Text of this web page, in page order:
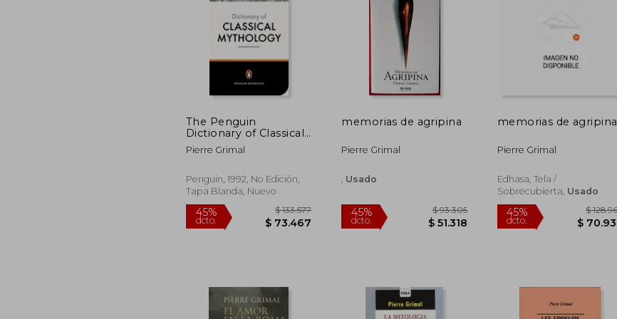
dcto.
45%
dcto.
The Penguin
Dictionary of Classical
Mythology (Penguin
Dictionary) (en Inglés)
Pierre Grimal
Penguin, 1992, No Edición,
Tapa Blanda, Nuevo
memorias de agripina
Pierre Grimal
Usado
memorias de agripina
Pierre Grimal
Edhasa, Tela /
Sobrecubierta, Usado